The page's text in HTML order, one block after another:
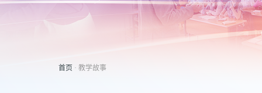
首页 · 教学故事